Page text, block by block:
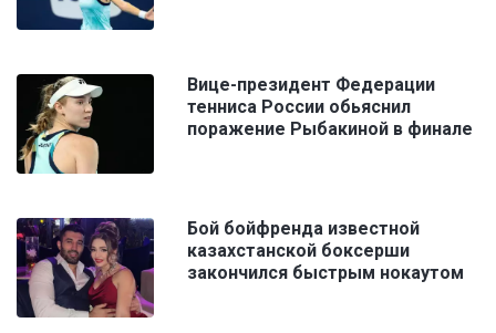
Вице-президент Федерации
тенниса России обьяснил
поражение Рыбакиной в финале
Бой бойфренда известной
казахстанской боксерши
закончился быстрым нокаутом